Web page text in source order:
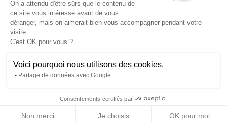
On a attendu d'être sûrs que le contenu de
ce site vous intéresse avant de vous
déranger, mais on aimerait bien vous accompagner pendant votre
visite...
C'est OK pour vous ?
Voici pourquoi nous utilisons des cookies.
Partage de données avec Google
Consentements certifiés par
Non merci Je choisis OK pour moi
réservés.
English(Anglais) Français